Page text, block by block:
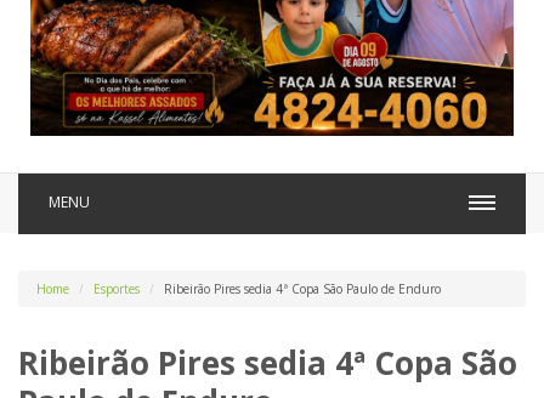
MENU
Home Esportes Ribeirão Pires sedia 4ª Copa São Paulo de Enduro
Ribeirão Pires sedia 4ª Copa São